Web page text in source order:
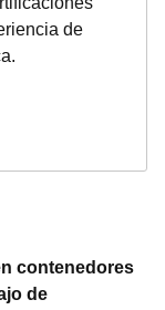
contenedores
de
de